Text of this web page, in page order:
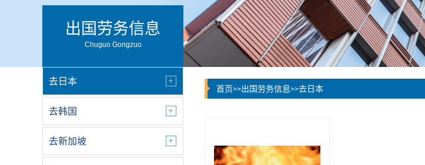
出国劳务信息
Chuguo Gongzuo
去日本
去韩国
去新加坡
首页>>出国劳务信息>>去日本